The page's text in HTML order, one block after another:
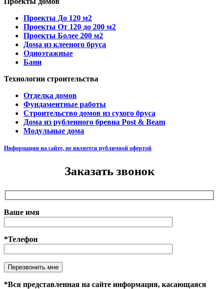
Проекты До 120 м2
Проекты От 120 до 200 м2
Проекты Более 200 м2
Дома из клееного бруса
Одноэтажные
Бани
Технологии строительства
Отделка домов
Фундаментные работы
Строительство домов из сухого бруса
Дома из рубленного бревна Post & Beam
Модульные дома
Информация на сайте, не является публичной офертой
Заказать звонок
Ваше имя
*Телефон
Оставьте это поле пустым.
*Вся представленная на сайте информация, касающаяся